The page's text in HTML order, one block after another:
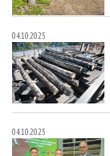
04.10.2025
04.10.2025